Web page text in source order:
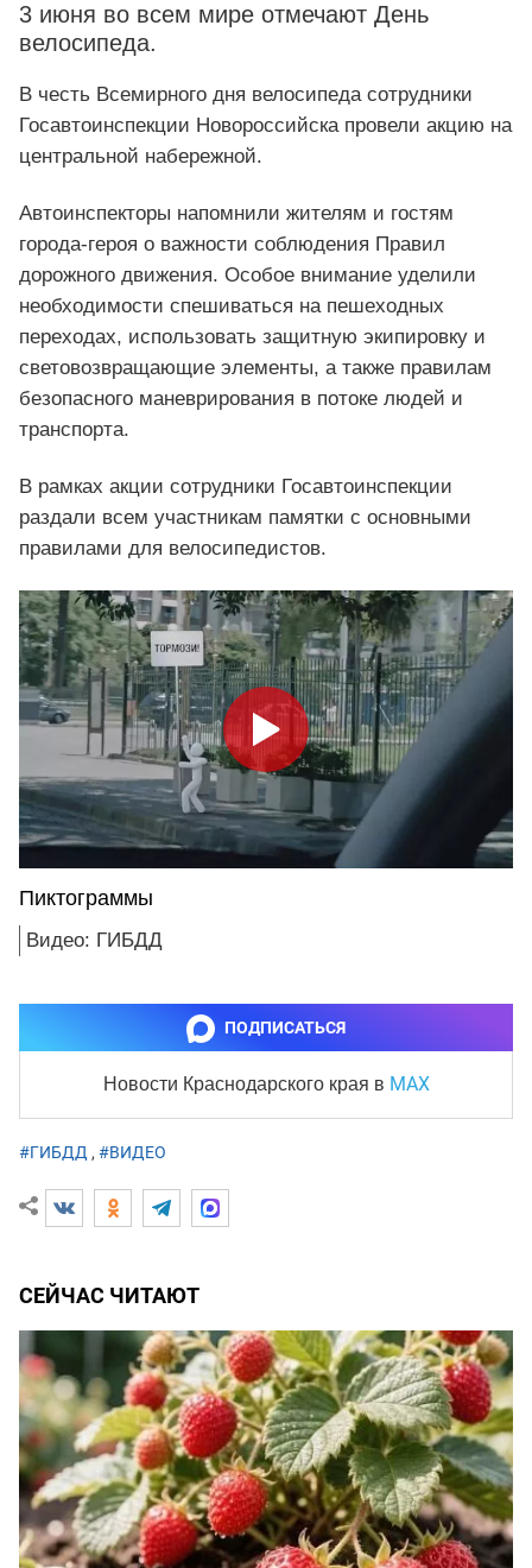
3 июня во всем мире отмечают День
велосипеда.
В честь Всемирного дня велосипеда сотрудники
Госавтоинспекции Новороссийска провели акцию на
центральной набережной.
Автоинспекторы напомнили жителям и гостям
города-героя о важности соблюдения Правил
дорожного движения. Особое внимание уделили
необходимости спешиваться на пешеходных
переходах, использовать защитную экипировку и
световозвращающие элементы, а также правилам
безопасного маневрирования в потоке людей и
транспорта.
В рамках акции сотрудники Госавтоинспекции
раздали всем участникам памятки с основными
правилами для велосипедистов.
Пиктограммы
Видео: ГИБДД
ПОДПИСАТЬСЯ
Новости Краснодарского края в MAX
#ГИБДД , #ВИДЕО
СЕЙЧАС ЧИТАЮТ